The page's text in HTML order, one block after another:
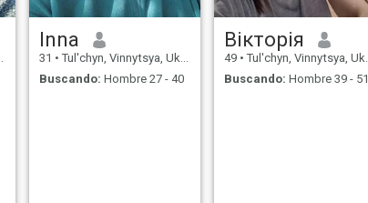
Inna
31 • Tul'chyn, Vinnytsya, Ukrania
Buscando: Hombre 27 - 40
Вікторія
49 • Tul'chyn, Vinnytsya, Ukrania
Buscando: Hombre 39 - 51